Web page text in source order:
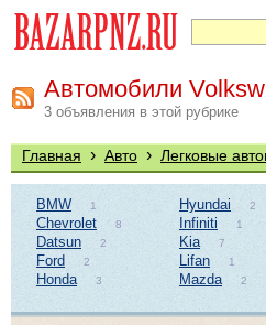
Автомобили
3 объявления в этой рубрике
Главная › Авто › Легковые
BMW 1
Chevrolet 8
Datsun 2
Ford 2
Honda 3
Hyundai 2
Infiniti 1
Kia 7
Lifan 1
Mazda 2